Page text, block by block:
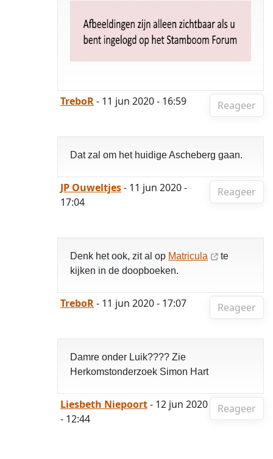
Reageer
TreboR- 11 jun 2020 - 16:59
Dat zal om het huidige Ascheberg gaan.
Reageer
JP Ouweltjes- 11 jun 2020 -
17:04
Denk het ook, zit al op Matricula
te
kijken in de doopboeken.
Reageer
TreboR- 11 jun 2020 - 17:07
Damre onder Luik???? Zie
Herkomstonderzoek Simon Hart
Reageer
Liesbeth Niepoort- 12 jun 2020
- 12:44